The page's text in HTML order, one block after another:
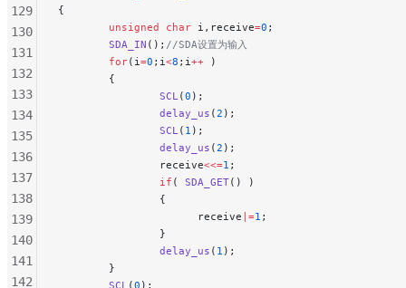
{
        unsigned
char i,receive=0 ;
        SDA_IN
(); //SDA设置为输入
        for
(i=0 ;i<8 ;i++ )
        {
                SCL
(0 );
                delay_us
(2 );
                SCL
( 1 );
                delay_us
(2 );
                receive
<<=1 ;
                if
( SDA_GET() )
                {
                      receive
|=1 ;
                }
                delay_us
( 1 );
        }
        SCL
(0 );
129
130
131
132
133
134
135
136
137
138
139
140
141
142